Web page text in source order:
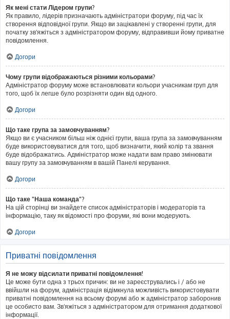
Як мені стати Лідером групи?
Як правило, лідерів призначають адміністратори форуму, під час їх
створення відповідної групи. Якщо ви зацікавлені у створенні групи, для
початку зв'яжіться з адміністратором форуму, відправивши йому приватне
повідомлення.
Догори
Чому групи відображаються різними кольорами?
Адміністратор форуму може встановлювати кольори учасникам груп для
того, щоб їх легше було розрізняти один від одного.
Догори
Що таке група за замовчуванням?
Якщо ви є учасником більш ніж однієї групи, ваша група за замовчуванням
буде використовуватися для того, щоб визначити, який колір та звання
буде відображатись. Адміністратор може надати вам право змінювати
вашу групу за замовчуванням в вашій Панелі керування.
Догори
Що таке "Наша команда"?
На цій сторінці ви знайдете список адміністраторів і модераторів та
інформацію, таку як відомості про форуми, які вони модерують.
Догори
Приватні повідомлення
Я не можу відсилати приватні повідомлення!
Це може бути одна з трьох причин: ви не зареєструвались і / або не
ввійшли на форум, адміністрація відімкнула можливість використовувати
приватні повідомлення на всьому форумі або ж адміністратор заборонив
це особисто вам. Зв'яжіться з адміністратором для отримання додаткової
інформації.